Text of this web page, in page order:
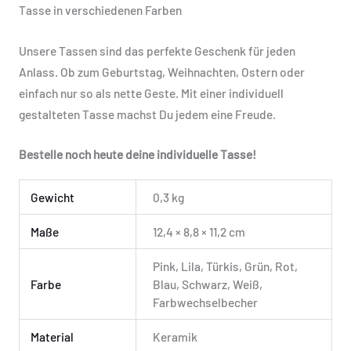
Tasse in verschiedenen Farben
Unsere Tassen sind das perfekte Geschenk für jeden
Anlass. Ob zum Geburtstag, Weihnachten, Ostern oder
einfach nur so als nette Geste. Mit einer individuell
gestalteten Tasse machst Du jedem eine Freude.
Bestelle noch heute deine individuelle Tasse!
Gewicht 0,3 kg
Maße 12,4 × 8,8 × 11,2 cm
Farbe
Pink, Lila, Türkis, Grün, Rot,
Blau, Schwarz, Weiß,
Farbwechselbecher
Material Keramik